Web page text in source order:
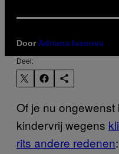
Door Adriana Ivanova
Deel:
Of je nu
kindervrij wegens
rits andere redenen